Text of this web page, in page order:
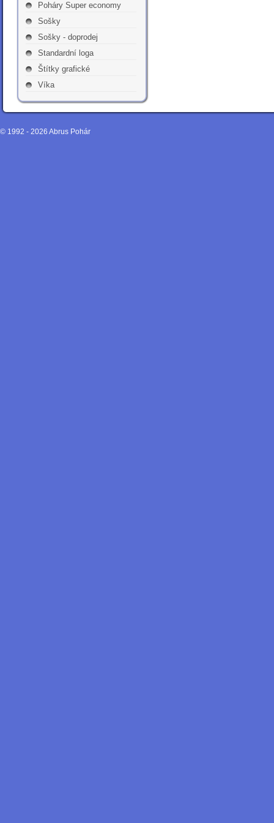
Poháry Super economy
Sošky
Sošky - doprodej
Standardní loga
Štítky grafické
Víka
© 1992 - 2026 Abrus Pohár